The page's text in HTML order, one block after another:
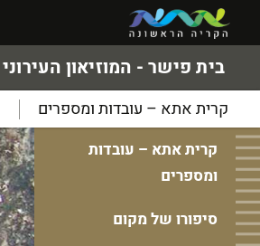
בית פישר - המוזיאון העירוני
קרית אתא – עובדות ומספרים
קרית אתא – עובדות
ומספרים
סיפורו של מקום